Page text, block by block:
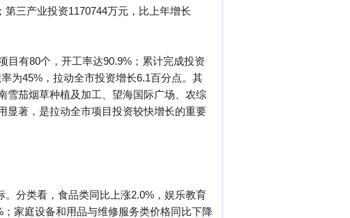
三产业投资1170744万元，比上年增长
目有80个，开工率达90.9%；累计完成投资
为45%，拉动全市投资增长6.1百分点。其
雪茄烟草种植及加工、望海国际广场、农综
显著，是拉动全市项目投资较快增长的重要
分类看，食品类同比上涨2.0%，娱乐教育
家庭设备和用品与维修服务类价格同比下降